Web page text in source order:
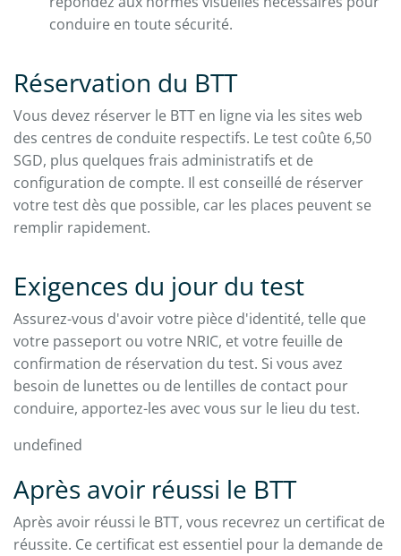
conduire en toute sécurité.
Réservation du BTT
Vous devez réserver le BTT en ligne via les sites web
des centres de conduite respectifs. Le test coûte 6,50
SGD, plus quelques frais administratifs et de
configuration de compte. Il est conseillé de réserver
votre test dès que possible, car les places peuvent se
remplir rapidement.
Exigences du jour du test
Assurez-vous d'avoir votre pièce d'identité, telle que
votre passeport ou votre NRIC, et votre feuille de
confirmation de réservation du test. Si vous avez
besoin de lunettes ou de lentilles de contact pour
conduire, apportez-les avec vous sur le lieu du test.
undefined
Après avoir réussi le BTT
Après avoir réussi le BTT, vous recevrez un certificat de
réussite. Ce certificat est essentiel pour la demande de